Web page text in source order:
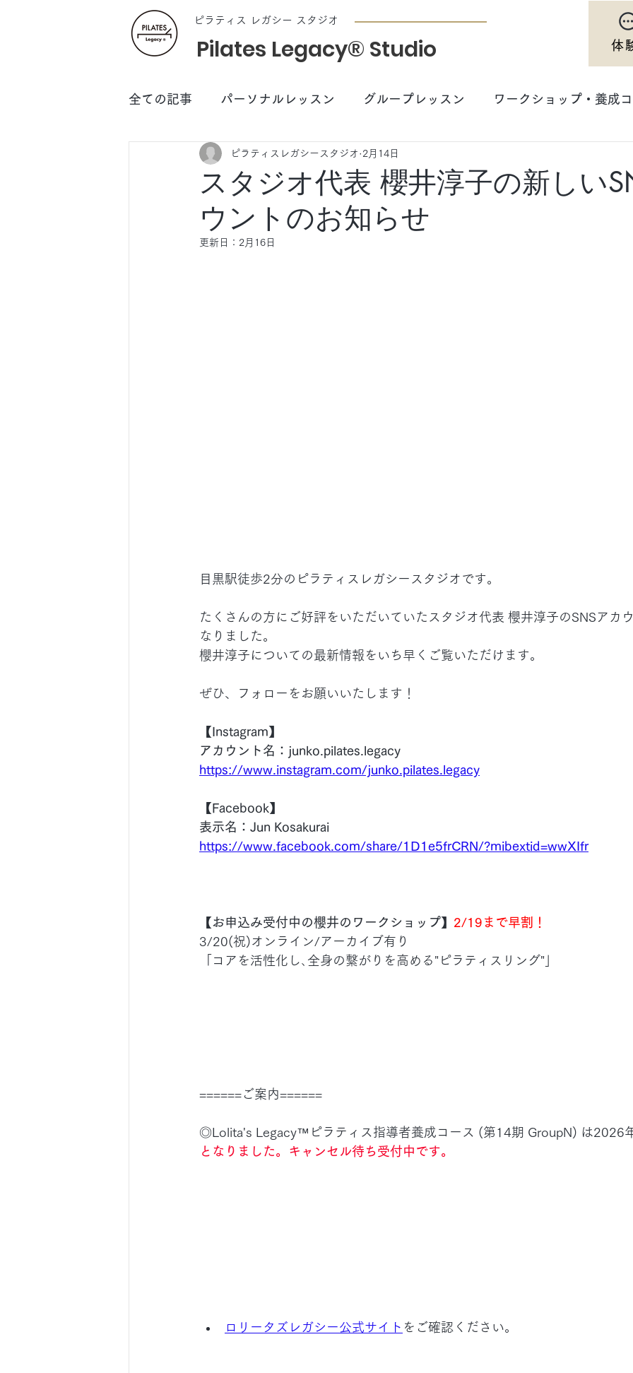
ピラティス レガシー スタジオ
Pilates Legacy® Studio 体
全ての記事 パーソナルレッスン グループレッスン ワークショップ・養成
メディア情報 お知らせ マシンの魅力
スタジオ代表 櫻井淳子の新しい
ウントのお知らせ
ピラティスレガシースタジオ 2月14日
更新日： 2月16日
目黒駅徒歩2分のピラティスレガシースタジオです。
たくさんの方にご好評をいただいていたスタジオ代表 櫻井淳子のSNSアカ
なりました。
櫻井淳子についての最新情報をいち早くご覧いただけます。
ぜひ、フォローをお願いいたします！
【Instagram】
アカウント名：junko.pilates.legacy
https://www.instagram.com/junko.pilates.legacy
【Facebook】
表示名：Jun Kosakurai
https://www.facebook.com/share/1D1e5frCRN/?mibextid=wwXIfr
【お申込み受付中の櫻井のワークショップ】 2/19まで早割！
3/20(祝)オンライン/アーカイブ有り
「コアを活性化し､全身の繋がりを高める"ピラティスリング"」
======ご案内======
◎Lolita's Legacy™︎ピラティス指導者養成コース (第14期 GroupN) は2026
となりました。キャンセル待ち受付中です。
ロリータズレガシー公式サイト をご確認ください。